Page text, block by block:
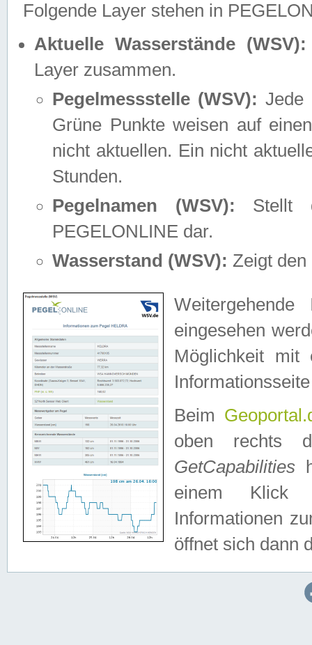
Folgende Layer stehen in
Aktuelle Wasserstände (WSV):
Layer zusammen.
Pegelmessstelle (WSV): Jede
Grüne Punkte weisen auf
nicht aktuellen. Ein nicht
Stunden.
Pegelnamen (WSV): Stellt
PEGELONLINE dar.
Wasserstand (WSV): Zeigt den
eingesehen
Möglichkeit mit
Beim
oben rechts
GetCapabilities
einem Klick
Informationen
öffnet sich dann